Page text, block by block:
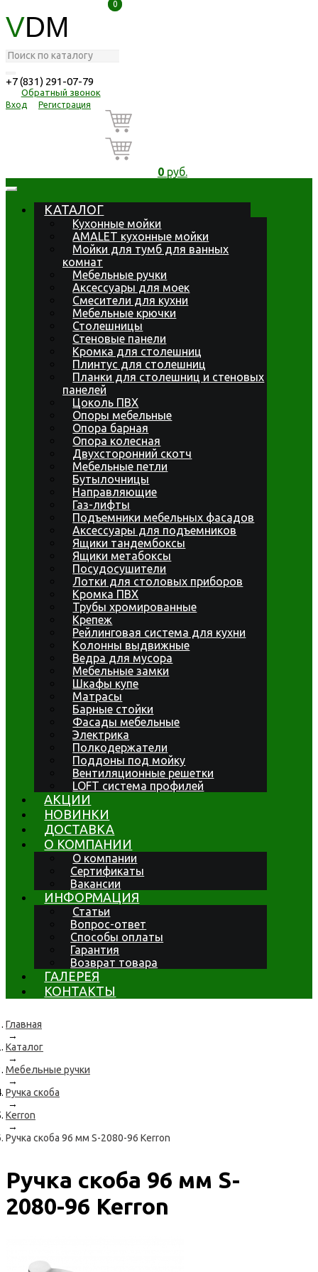
VDM
+7 (831) 291-07-79
Обратный звонок
Вход Регистрация
0
0
0руб.
КАТАЛОГ
Кухонные мойки
AMALET кухонные мойки
Мойки для тумб для ванных
комнат
Мебельные ручки
Аксессуары для моек
Смесители для кухни
Мебельные крючки
Столешницы
Стеновые панели
Кромка для столешниц
Плинтус для столешниц
Планки для столешниц и стеновых
панелей
Цоколь ПВХ
Опоры мебельные
Опора барная
Опора колесная
Двухсторонний скотч
Мебельные петли
Бутылочницы
Направляющие
Газ-лифты
Подъемники мебельных фасадов
Аксессуары для подъемников
Ящики тандембоксы
Ящики метабоксы
Посудосушители
Лотки для столовых приборов
Кромка ПВХ
Трубы хромированные
Крепеж
Рейлинговая система для кухни
Колонны выдвижные
Ведра для мусора
Мебельные замки
Шкафы купе
Матрасы
Барные стойки
Фасады мебельные
Электрика
Полкодержатели
Поддоны под мойку
Вентиляционные решетки
LOFT система профилей
АКЦИИ
НОВИНКИ
ДОСТАВКА
О КОМПАНИИ
О компании
Сертификаты
Вакансии
ИНФОРМАЦИЯ
Статьи
Вопрос-ответ
Способы оплаты
Гарантия
Возврат товара
ГАЛЕРЕЯ
КОНТАКТЫ
Главная
→
Каталог
→
Мебельные ручки
→
Ручка скоба
→
Kerron
→
Ручка скоба 96 мм S-2080-96 Kerron
Ручка скоба 96 мм S-
2080-96 Kerron